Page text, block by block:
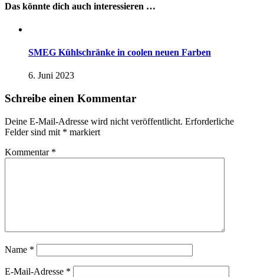
Das könnte dich auch interessieren …
SMEG Kühlschränke in coolen neuen Farben
6. Juni 2023
Schreibe einen Kommentar
Deine E-Mail-Adresse wird nicht veröffentlicht. Erforderliche
Felder sind mit * markiert
Kommentar *
Name *
E-Mail-Adresse *